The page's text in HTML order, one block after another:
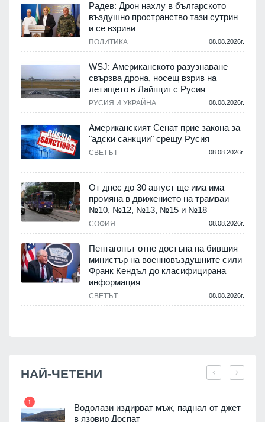
Радев: Дрон нахлу в българското
въздушно пространство тази сутрин
и се взриви
ПОЛИТИКА 08.08.2026г.
WSJ: Американското разузнаване
свързва дрона, носещ взрив на
летището в Лайпциг с Русия
РУСИЯ И УКРАЙНА 08.08.2026г.
Американският Сенат прие закона за
"адски санкции" срещу Русия
СВЕТЪТ 08.08.2026г.
От днес до 30 август ще има има
промяна в движението на трамваи
№10, №12, №13, №15 и №18
СОФИЯ 08.08.2026г.
Пентагонът отне достъпа на бившия
министър на военновъздушните сили
Франк Кендъл до класифицирана
информация
СВЕТЪТ 08.08.2026г.
НАЙ-ЧЕТЕНИ
1
Водолази издирват мъж, паднал от джет
в язовир Доспат